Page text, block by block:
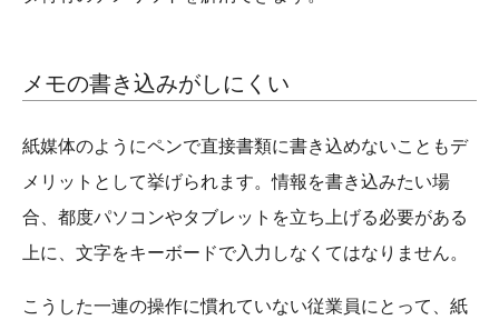
メモの書き込みがしにくい
紙媒体のようにペンで直接書類に書き込めないこともデ
メリットとして挙げられます。情報を書き込みたい場
合、都度パソコンやタブレットを立ち上げる必要がある
上に、文字をキーボードで入力しなくてはなりません。
こうした一連の操作に慣れていない従業員にとって、紙